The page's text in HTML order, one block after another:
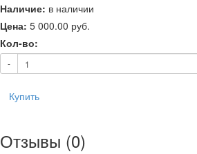
Наличие: в наличии
Цена: 5 000.00 руб.
Кол-во:
-
Купить
Отзывы (0)